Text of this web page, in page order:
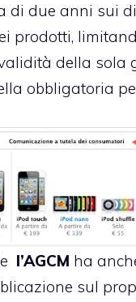
di due anni sui
prodotti,
della sola
obbligatoria
l’AGCM ha
sul